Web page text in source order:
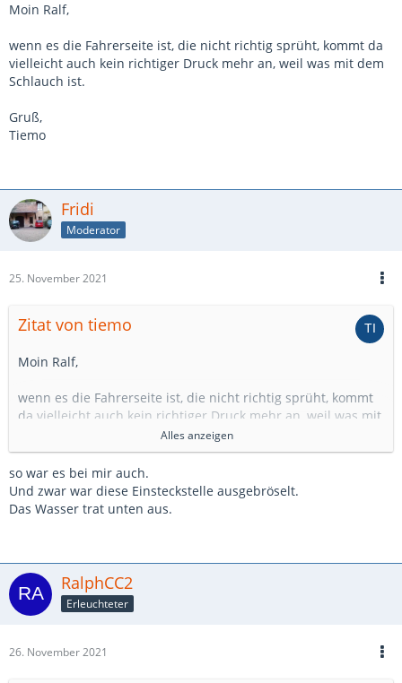
Moin Ralf,
wenn es die Fahrerseite ist, die nicht richtig sprüht, kommt da
vielleicht auch kein richtiger Druck mehr an, weil was mit dem
Schlauch ist.
Gruß,
Tiemo
Fridi
Moderator
25. November 2021
Zitat von tiemo
Moin Ralf,
wenn es die Fahrerseite ist, die nicht richtig sprüht, kommt
da vielleicht auch kein richtiger Druck mehr an, weil was mit
Gruß,
Tiemo
Alles anzeigen
so war es bei mir auch.
Und zwar war diese Einsteckstelle ausgebröselt.
Das Wasser trat unten aus.
RalphCC2
Erleuchteter
26. November 2021